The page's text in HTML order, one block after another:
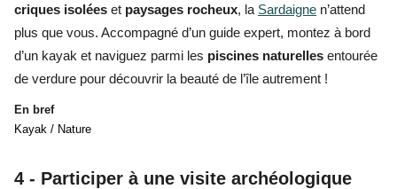
criques isolées et paysages rocheux, la Sardaigne n’attend
plus que vous. Accompagné d’un guide expert, montez à bord
d’un kayak et naviguez parmi les piscines naturelles entourée
de verdure pour découvrir la beauté de l’île autrement !
En bref
Kayak / Nature
4 - Participer à une visite archéologique